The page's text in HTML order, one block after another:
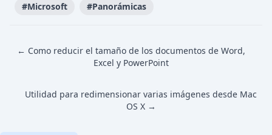
#Microsoft #Panorámicas
← Como reducir el tamaño de los documentos de Word,
Excel y PowerPoint
Utilidad para redimensionar varias imágenes desde Mac
OS X →